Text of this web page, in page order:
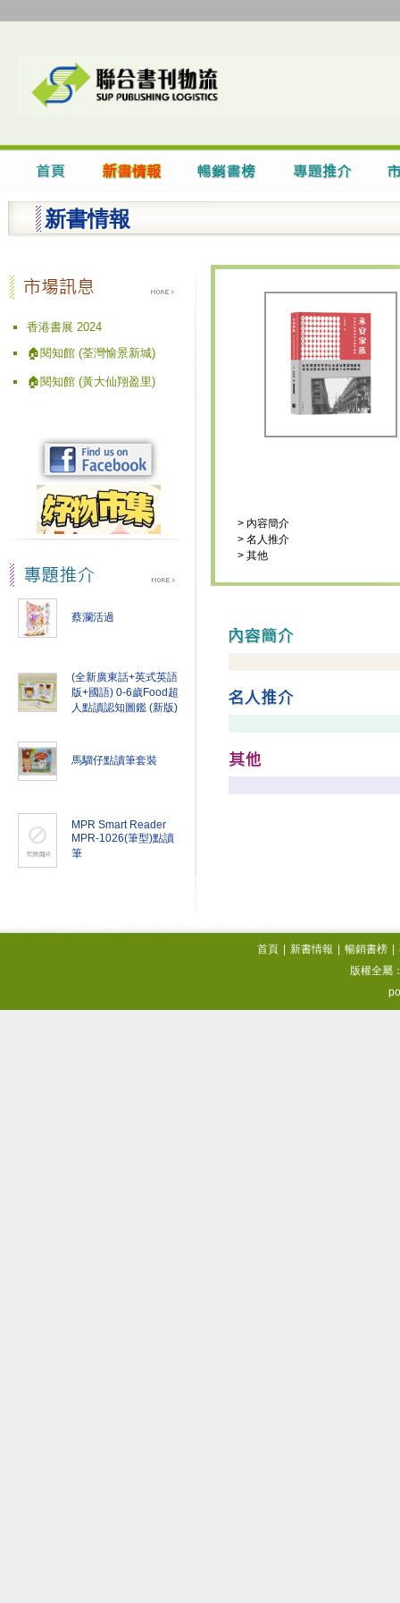
新書情報
香港書展 2024
🏠閱知館 (荃灣愉景新城)
🏠閱知館 (黃大仙翔盈里)
蔡瀾活過
(全新廣東話+英式英語
版+國語) 0-6歲Food超
人點讀認知圖鑑 (新版)
馬騮仔點讀筆套裝
MPR Smart Reader
MPR-1026(筆型)點讀
筆
> 內容簡介
> 名人推介
> 其他
首頁 新書情報 暢銷書榜
版權全屬